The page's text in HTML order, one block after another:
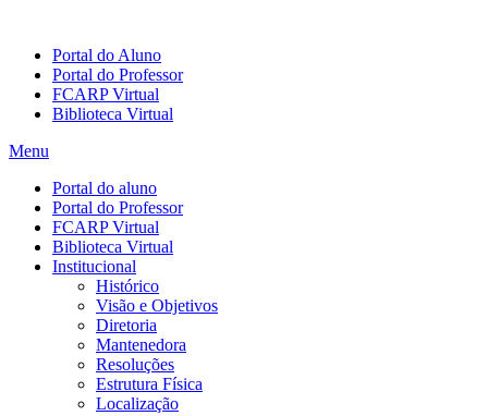
Portal do Aluno
Portal do Professor
FCARP Virtual
Biblioteca Virtual
Menu
Portal do aluno
Portal do Professor
FCARP Virtual
Biblioteca Virtual
Institucional
Histórico
Visão e Objetivos
Diretoria
Mantenedora
Resoluções
Estrutura Física
Localização